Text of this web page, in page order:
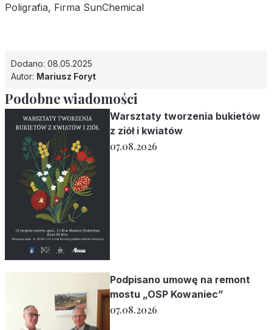
Poligrafia, Firma SunChemical
Dodano: 08.05.2025
Autor: Mariusz Foryt
Podobne wiadomości
Warsztaty tworzenia bukietów
z ziół i kwiatów
07.08.2026
Podpisano umowę na remont
mostu „OSP Kowaniec”
07.08.2026